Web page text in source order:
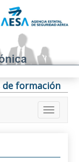
de formación